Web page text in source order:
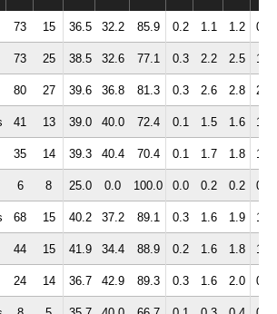
73 15 36.5 32.2 85.9 0.2 1.1 1.2 0.9
73 25 38.5 32.6 77.1 0.3 2.2 2.5 1.9
80 27 39.6 36.8 81.3 0.3 2.6 2.8 2.4
41 13 39.0 40.0 72.4 0.1 1.5 1.6 1.0
35 14 39.3 40.4 70.4 0.1 1.7 1.8 1.1
6 8 25.0 0.0 100.0 0.0 0.2 0.2 0.2
68 15 40.2 37.2 89.1 0.3 1.6 1.9 1.2
44 15 41.9 34.4 88.9 0.2 1.6 1.8 1.4
24 14 36.7 42.9 89.3 0.3 1.6 2.0 0.8